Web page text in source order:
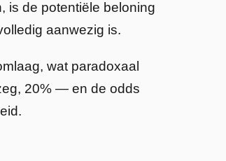
is de potentiële beloning
aanwezig is.
wat paradoxaal
20% — en de odds